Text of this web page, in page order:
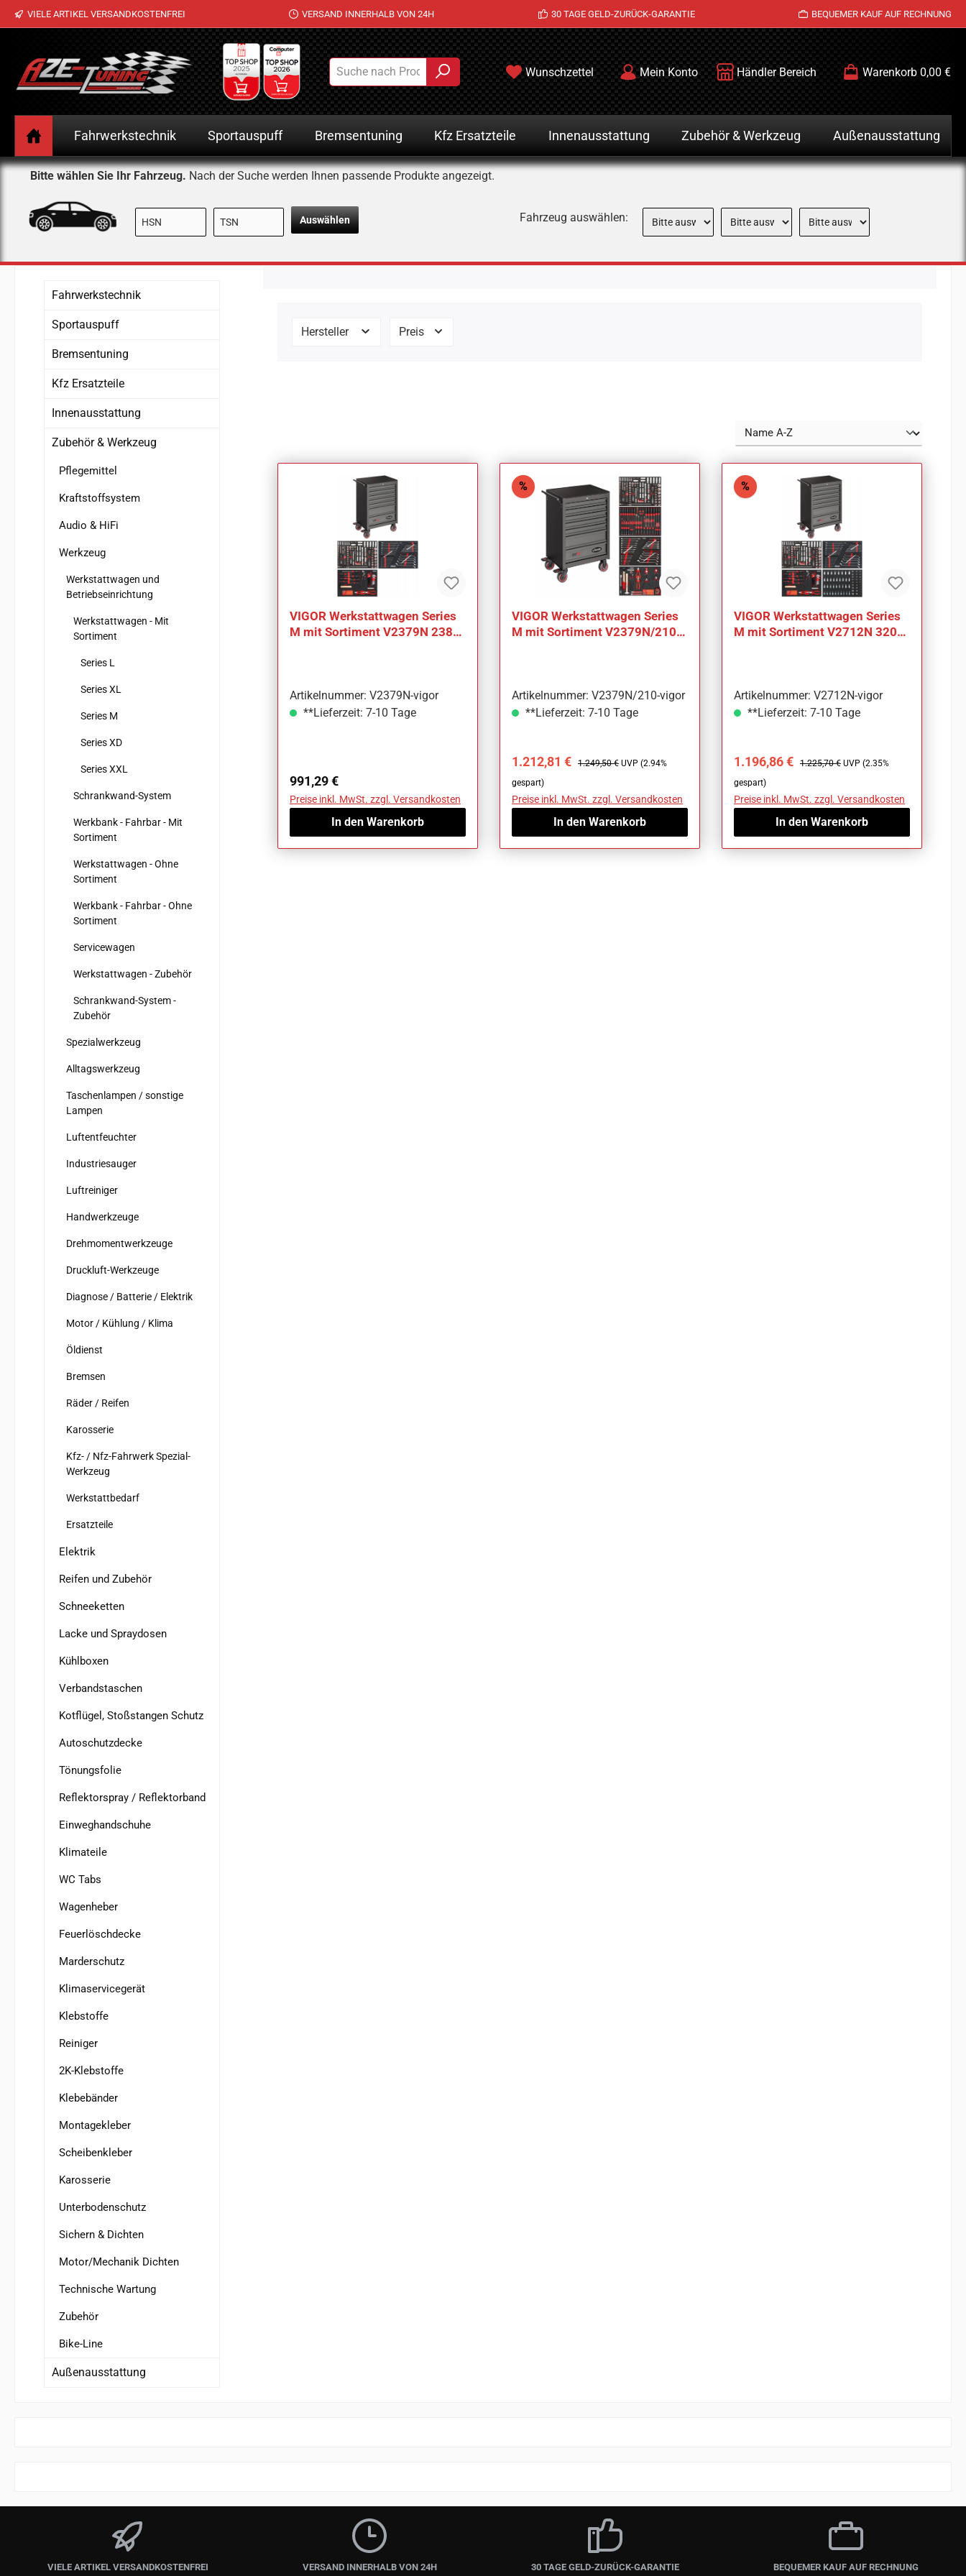
Hauptinhalt springen
Zur Suche springen
Zur Hauptnavigation springen
VIELE ARTIKEL VERSANDKOSTENFREI VERSAND INNERHALB VON 24H 30 TAGE GELD-ZURÜCK-GARANTIE BEQUEMER KAUF AUF RECHNUNG
Wunschzettel Mein Konto Händler Bereich Warenkorb 0,00 €
Fahrwerkstechnik Sportauspuff Bremsentuning Kfz Ersatzteile Innenausstattung Zubehör & Werkzeug Außenausstattung
Bitte wählen Sie Ihr Fahrzeug. Nach der Suche werden Ihnen passende Produkte angezeigt.
Auswählen Fahrzeug auswählen:
Fahrwerkstechnik
Sportauspuff
Bremsentuning
Kfz Ersatzteile
Innenausstattung
Zubehör & Werkzeug
Pflegemittel
Kraftstoffsystem
Audio & HiFi
Werkzeug
Werkstattwagen und
Betriebseinrichtung
Werkstattwagen - Mit
Sortiment
Series L
Series XL
Series M
Series XD
Series XXL
Schrankwand-System
Werkbank - Fahrbar - Mit
Sortiment
Werkstattwagen - Ohne
Sortiment
Werkbank - Fahrbar - Ohne
Sortiment
Servicewagen
Werkstattwagen - Zubehör
Schrankwand-System -
Zubehör
Spezialwerkzeug
Alltagswerkzeug
Taschenlampen / sonstige
Lampen
Luftentfeuchter
Industriesauger
Luftreiniger
Handwerkzeuge
Drehmomentwerkzeuge
Druckluft-Werkzeuge
Diagnose / Batterie / Elektrik
Motor / Kühlung / Klima
Öldienst
Bremsen
Räder / Reifen
Karosserie
Kfz- / Nfz-Fahrwerk Spezial-
Werkzeug
Werkstattbedarf
Ersatzteile
Elektrik
Reifen und Zubehör
Schneeketten
Lacke und Spraydosen
Kühlboxen
Verbandstaschen
Kotflügel, Stoßstangen Schutz
Autoschutzdecke
Tönungsfolie
Reflektorspray / Reflektorband
Einweghandschuhe
Klimateile
WC Tabs
Wagenheber
Feuerlöschdecke
Marderschutz
Klimaservicegerät
Klebstoffe
Reiniger
2K-Klebstoffe
Klebebänder
Montagekleber
Scheibenkleber
Karosserie
Unterbodenschutz
Sichern & Dichten
Motor/Mechanik Dichten
Technische Wartung
Zubehör
Bike-Line
Außenausstattung
Hersteller Preis
VIGOR Werkstattwagen Series
M mit Sortiment V2379N 238-
Artikelnummer: V2379N-vigor
**Lieferzeit: 7-10 Tage
Regulärer Preis:
991,29 €
Preise inkl. MwSt. zzgl. Versandkosten
In den Warenkorb
%Rabatt
VIGOR Werkstattwagen Series
M mit Sortiment V2379N/210
Artikelnummer: V2379N/210-vigor
**Lieferzeit: 7-10 Tage
Verkaufspreis:
1.212,81 € Regulärer Preis:
1.249,50 € UVP (2.94%
gespart)
Preise inkl. MwSt. zzgl. Versandkosten
In den Warenkorb
%Rabatt
VIGOR Werkstattwagen Series
M mit Sortiment V2712N 320-
Artikelnummer: V2712N-vigor
**Lieferzeit: 7-10 Tage
Verkaufspreis:
1.196,86 € Regulärer Preis:
1.225,70 € UVP (2.35%
gespart)
Preise inkl. MwSt. zzgl. Versandkosten
In den Warenkorb
VIELE ARTIKEL VERSANDKOSTENFREI VERSAND INNERHALB VON 24H 30 TAGE GELD-ZURÜCK-GARANTIE BEQUEMER KAUF AUF RECHNUNG